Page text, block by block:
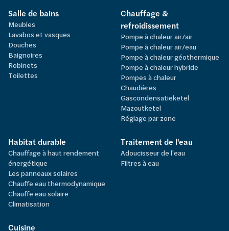
Salle de bains
Meubles
Lavabos et vasques
Douches
Baignoires
Robinets
Toilettes
Chauffage &
refroidissement
Pompe à chaleur air/air
Pompe à chaleur air/eau
Pompe à chaleur géothermique
Pompe à chaleur hybride
Pompes à chaleur
Chaudières
Gascondensatieketel
Mazoutketel
Réglage par zone
Habitat durable
Chauffage à haut rendement
énergétique
Les panneaux solaires
Chauffe eau thermodynamique
Chauffe eau solaire
Climatisation
Traitement de l'eau
Adoucisseur de l'eau
Filtres à eau
Cuisine